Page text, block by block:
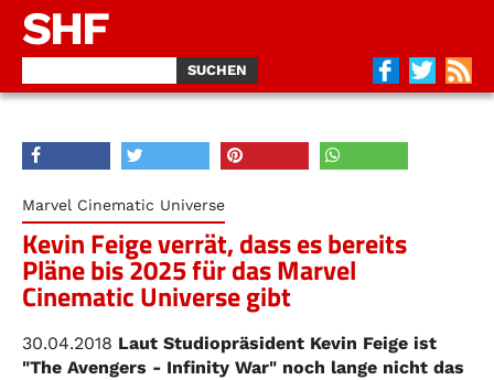
SHF
Marvel Cinematic Universe
Kevin Feige verrät, dass es bereits
Pläne bis 2025 für das Marvel
Cinematic Universe gibt
30.04.2018 Laut Studiopräsident Kevin Feige ist
"The Avengers - Infinity War" noch lange nicht das